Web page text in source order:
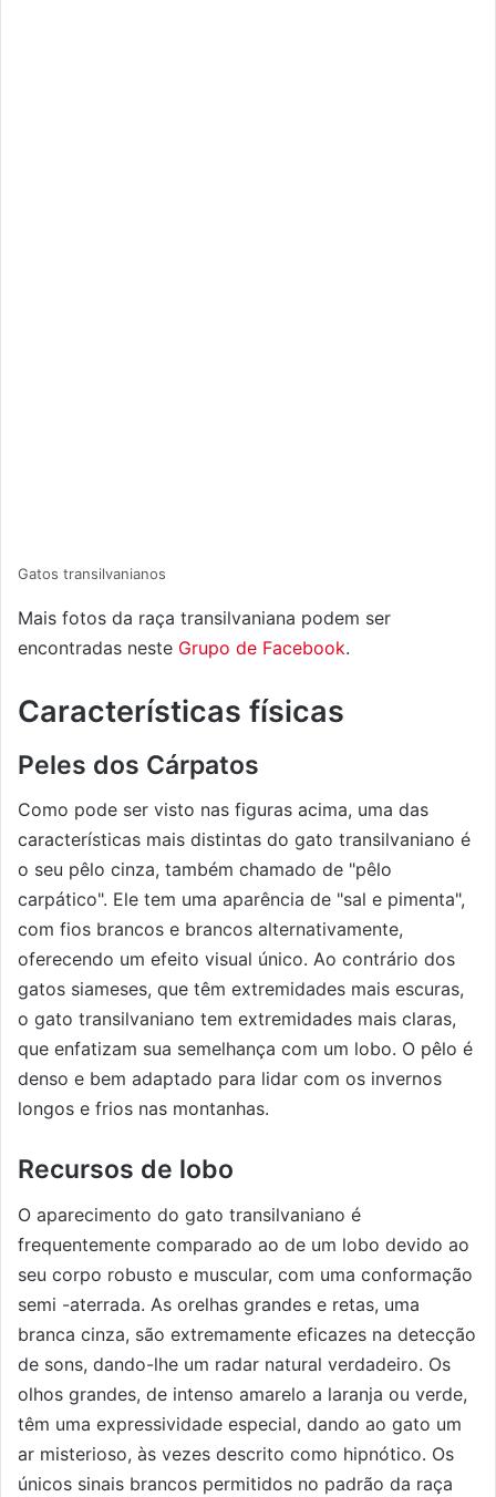
Gatos transilvanianos
Mais fotos da raça transilvaniana podem ser
encontradas neste Grupo de Facebook.
Características físicas
Peles dos Cárpatos
Como pode ser visto nas figuras acima, uma das
características mais distintas do gato transilvaniano é
o seu pêlo cinza, também chamado de "pêlo
carpático". Ele tem uma aparência de "sal e pimenta",
com fios brancos e brancos alternativamente,
oferecendo um efeito visual único. Ao contrário dos
gatos siameses, que têm extremidades mais escuras,
o gato transilvaniano tem extremidades mais claras,
que enfatizam sua semelhança com um lobo. O pêlo é
denso e bem adaptado para lidar com os invernos
longos e frios nas montanhas.
Recursos de lobo
O aparecimento do gato transilvaniano é
frequentemente comparado ao de um lobo devido ao
seu corpo robusto e muscular, com uma conformação
semi -aterrada. As orelhas grandes e retas, uma
branca cinza, são extremamente eficazes na detecção
de sons, dando-lhe um radar natural verdadeiro. Os
olhos grandes, de intenso amarelo a laranja ou verde,
têm uma expressividade especial, dando ao gato um
ar misterioso, às vezes descrito como hipnótico. Os
únicos sinais brancos permitidos no padrão da raça